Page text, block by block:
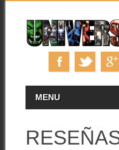
MAIN MENU
MENU